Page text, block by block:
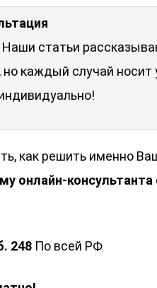
Наши статьи
каждый случай носит
как решить именно
онлайн-консультанта
248 По всей РФ